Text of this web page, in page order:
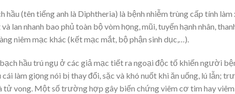
hầu (tên tiếng anh là Diphtheria) là bệnh nhiễm trùng cấp tính
lan nhanh bao phủ toàn bộ vòm họng, mũi, tuyến hạnh nhân,
niêm mạc khác (kết mạc mắt, bộ phận sinh dục,…).
hầu trú ngụ ở các giả mạc tiết ra ngoại độc tố khiến người
cái làm giọng nói bị thay đổi, sặc và khó nuốt khi ăn uống, lú lẫn;
tử vong. Một số trường hợp gây biến chứng viêm cơ tim hay